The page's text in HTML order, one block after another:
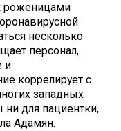
роженицами
несколько
персонал,
и
коррелирует с
западных
ни для пациентки,
Адамян.